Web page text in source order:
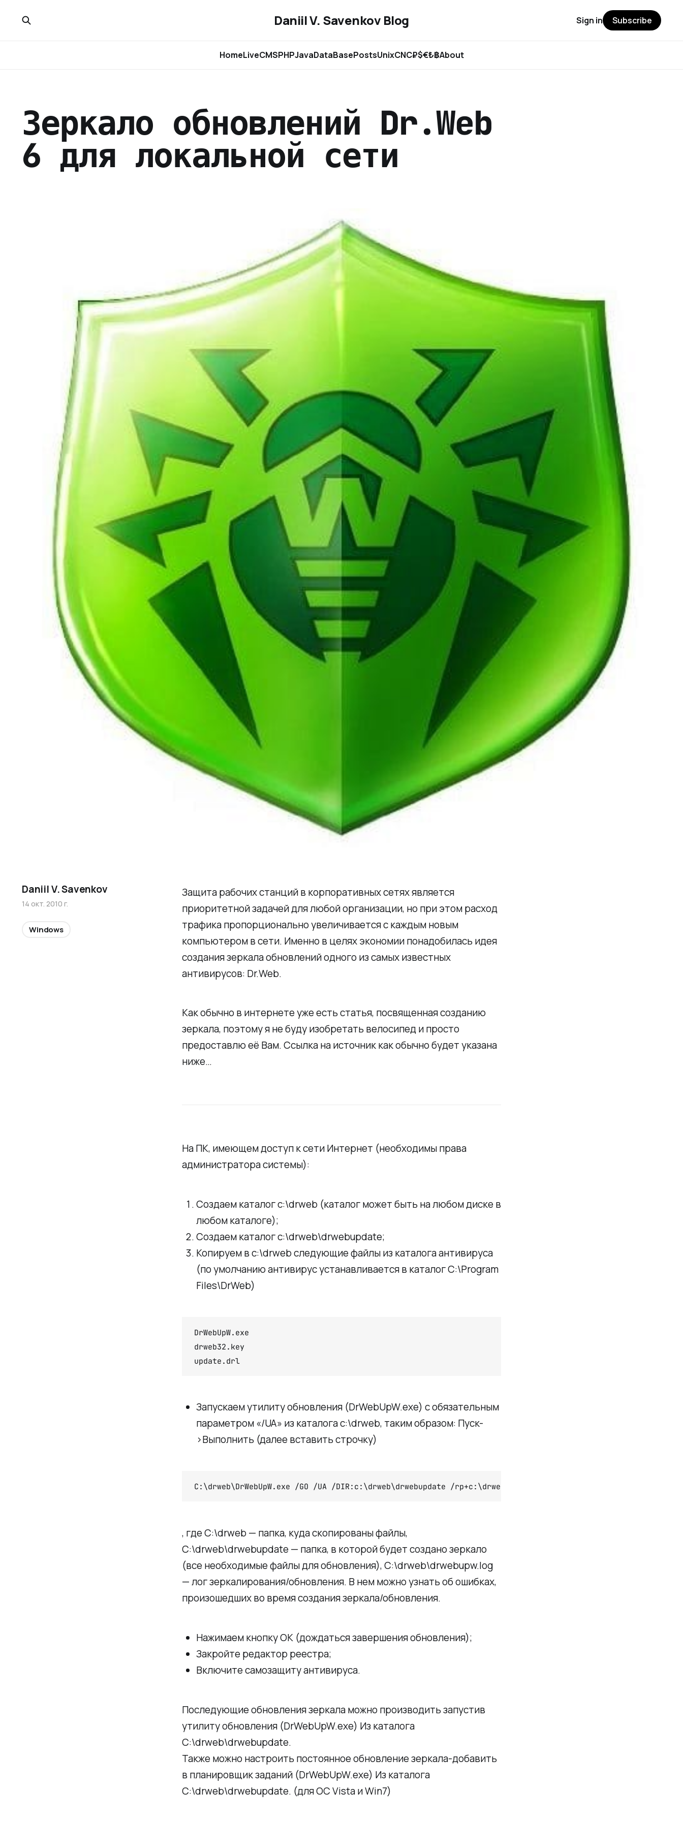
Daniil V. Savenkov Blog
HomeLiveCMSPHPJavaDataBasePostsUnixCNC₽$€₺฿About
Sign in Subscribe
Зеркало обновлений Dr.Web
6 для локальной сети
Защита рабочих станций в корпоративных сетях является
приоритетной задачей для любой организации, но при этом расход
трафика пропорционально увеличивается с каждым новым
компьютером в сети. Именно в целях экономии понадобилась идея
создания зеркала обновлений одного из самых известных
антивирусов: Dr.Web.
Как обычно в интернете уже есть статья, посвященная созданию
зеркала, поэтому я не буду изобретать велосипед и просто
предоставлю её Вам. Ссылка на источник как обычно будет указана
ниже…
На ПК, имеющем доступ к сети Интернет (необходимы права
администратора системы):
Создаем каталог c:\drweb (каталог может быть на любом диске в
любом каталоге);
Создаем каталог c:\drweb\drwebupdate;
Копируем в c:\drweb следующие файлы из каталога антивируса
(по умолчанию антивирус устанавливается в каталог С:\Program
Files\DrWeb)
DrWebUpW.exe
drweb32.key
update.drl
Запускаем утилиту обновления (DrWebUpW.exe) с обязательным
параметром «/UA» из каталога c:\drweb, таким образом: Пуск-
>Выполнить (далее вставить строчку)
C:\drweb\DrWebUpW.exe /GO /UA /DIR:c:\drweb\drwebupdate /rp+c:\drweb\drwebupw.log
, где C:\drweb — папка, куда скопированы файлы,
C:\drweb\drwebupdate — папка, в которой будет создано зеркало
(все необходимые файлы для обновления), C:\drweb\drwebupw.log
— лог зеркалирования/обновления. В нем можно узнать об ошибках,
произошедших во время создания зеркала/обновления.
Нажимаем кнопку OK (дождаться завершения обновления);
Закройте редактор реестра;
Включите самозащиту антивируса.
Последующие обновления зеркала можно производить запустив
утилиту обновления (DrWebUpW.exe) Из каталога
C:\drweb\drwebupdate.
Также можно настроить постоянное обновление зеркала-добавить
в планировщик заданий (DrWebUpW.exe) Из каталога
C:\drweb\drwebupdate. (для ОС Vista и Win7)
Daniil V. Savenkov
14 окт. 2010 г.
Windows